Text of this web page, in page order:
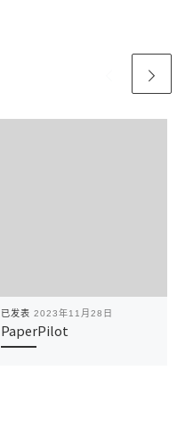
已发表 2023年11月28日
PaperPilot